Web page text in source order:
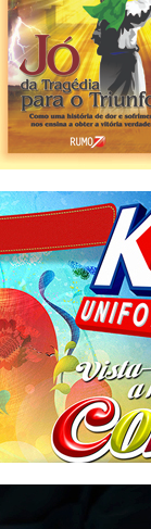
ver todas »